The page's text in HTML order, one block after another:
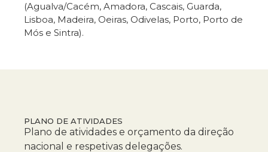
(Agualva/Cacém, Amadora, Cascais, Guarda,
Lisboa, Madeira, Oeiras, Odivelas, Porto, Porto de
Mós e Sintra).
PLANO DE ATIVIDADES
Plano de atividades e orçamento da direção
nacional e respetivas delegações.